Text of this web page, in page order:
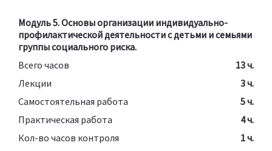
Модуль 5. Основы организации индивидуально-
профилактической деятельности с детьми и семьями
группы социального риска.
Всего часов
13 ч.
Лекции
3 ч.
Самостоятельная работа
5 ч.
Практическая работа
4 ч.
Кол-во часов контроля
1 ч.